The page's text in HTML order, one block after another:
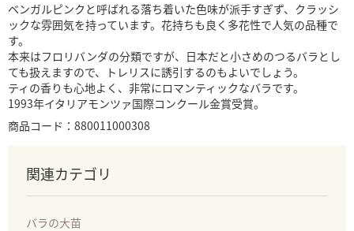
ベンガルピンクと呼ばれる落ち着いた色味が派手すぎず、クラッシ
ックな雰囲気を持っています。花持ちも良く多花性で人気の品種で
す。
本来はフロリバンダの分類ですが、日本だと小さめのつるバラとし
ても扱えますので、トレリスに誘引するのもよいでしょう。
ティの香りも心地よく、非常にロマンティックなバラです。
1993年イタリアモンツァ国際コンクール金賞受賞。
商品コード：880011000308
関連カテゴリ
バラの大苗